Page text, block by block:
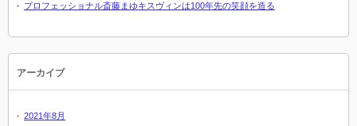
プロフェッショナル斎藤まゆキスヴィンは100年先の笑顔を造る
アーカイブ
2021年8月